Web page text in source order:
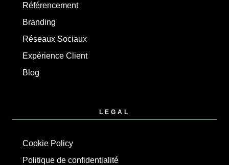
Référencement
Branding
Réseaux Sociaux
Expérience Client
Blog
LEGAL
Cookie Policy
Politique de confidentialité